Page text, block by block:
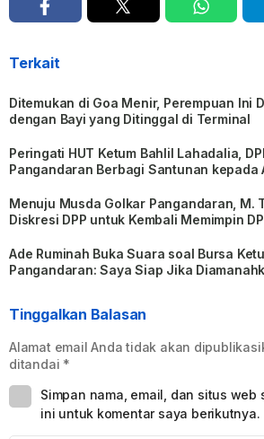
Terkait
Ditemukan di Goa Menir, Perempuan Ini
dengan Bayi yang Ditinggal di Terminal
Peringati HUT Ketum Bahlil Lahadalia,
Pangandaran Berbagi Santunan kepada
Menuju Musda Golkar Pangandaran, M.
Diskresi DPP untuk Kembali Memimpin
Ade Ruminah Buka Suara soal Bursa
Pangandaran: Saya Siap Jika
Tinggalkan Balasan
Alamat email Anda tidak akan
ditandai *
Simpan nama, email, dan situs web
ini untuk komentar saya berikutnya.